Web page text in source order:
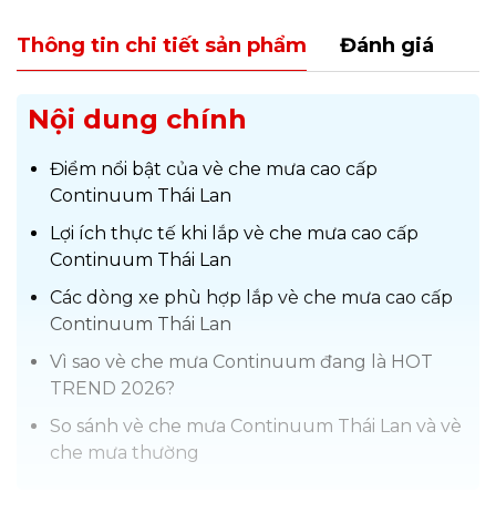
Thông tin chi tiết sản phẩm Đánh giá
Nội dung chính
Điểm nổi bật của vè che mưa cao cấp
Continuum Thái Lan
Lợi ích thực tế khi lắp vè che mưa cao cấp
Continuum Thái Lan
Các dòng xe phù hợp lắp vè che mưa cao cấp
Continuum Thái Lan
Vì sao vè che mưa Continuum đang là HOT
TREND 2026?
So sánh vè che mưa Continuum Thái Lan và vè
che mưa thường